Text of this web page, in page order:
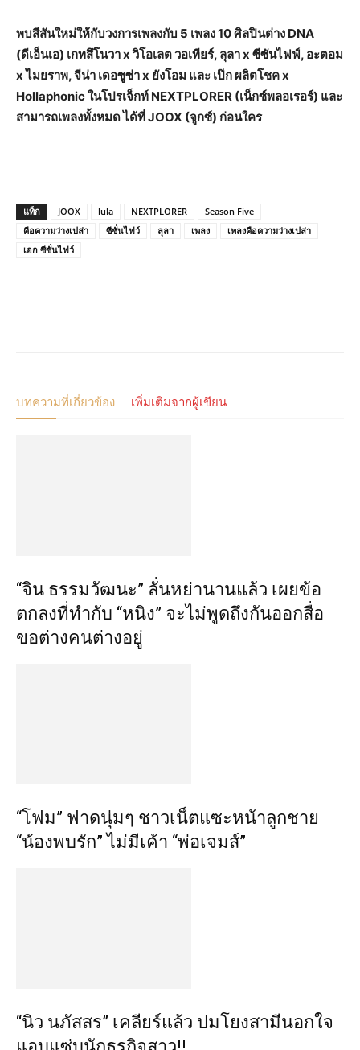
พบสีสันใหม่ให้กับวงการเพลงกับ 5 เพลง 10 ศิลปินต่าง DNA
(ดีเอ็นเอ) เกทสึโนวาx วิโอเลต วอเทียร์, ลุลา x ซีซันไฟฟ์, อะตอม
x ไมยราพ, จีน่า เดอซูซ่า x ยังโอม และ เป๊ก ผลิตโชค x
Hollaphonic ในโปรเจ็กท์ NEXTPLORER (เน็กซ์พลอเรอร์) และ
สามารถเพลงทั้งหมด ได้ที่ JOOX (จูกซ์) ก่อนใคร
แท็ก JOOX lula NEXTPLORER
Season Five
คือความว่างเปล่า
ซีซั่นไฟว์ ลุลา เพลง
เพลงคือความว่างเปล่า
เอก ซีซั่นไฟว์
บทความที่เกี่ยวข้อง เพิ่มเติมจากผู้เขียน
“จิน ธรรมวัฒนะ” ลั่นหย่านานแล้ว เผยข้อ
ตกลงที่ทำกับ “หนิง” จะไม่พูดถึงกันออกสื่อ
ขอต่างคนต่างอยู่
“โฟม” ฟาดนุ่มๆ ชาวเน็ตแซะหน้าลูกชาย
“น้องพบรัก” ไม่มีเค้า “พ่อเจมส์”
“นิว นภัสสร” เคลียร์แล้ว ปมโยงสามีนอกใจ